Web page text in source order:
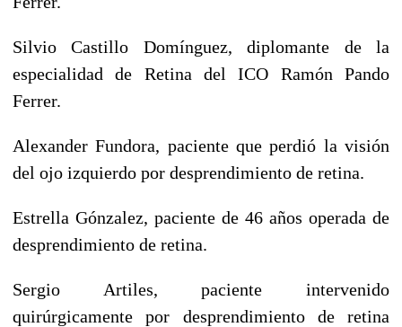
Silvio Castillo Domínguez, diplomante de la
especialidad de Retina del ICO Ramón Pando
Ferrer.
Alexander Fundora, paciente que perdió la visión
del ojo izquierdo por desprendimiento de retina.
Estrella Gónzalez, paciente de 46 años operada de
desprendimiento de retina.
Sergio Artiles, paciente intervenido
quirúrgicamente por desprendimiento de retina